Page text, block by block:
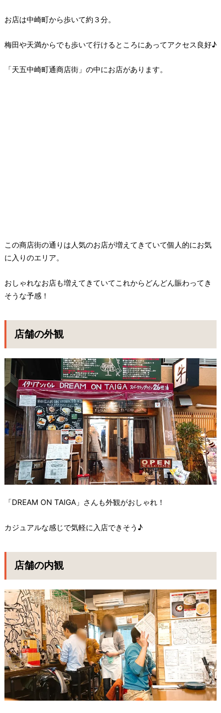
お店は中崎町から歩いて約３分。
梅田や天満からでも歩いて行けるところにあってアクセス良好♪
「天五中崎町通商店街」の中にお店があります。
この商店街の通りは人気のお店が増えてきていて個人的にお気
に入りのエリア。
おしゃれなお店も増えてきていてこれからどんどん賑わってき
そうな予感！
店舗の外観
「DREAM ON TAIGA」さんも外観がおしゃれ！
カジュアルな感じで気軽に入店できそう♪
店舗の内観